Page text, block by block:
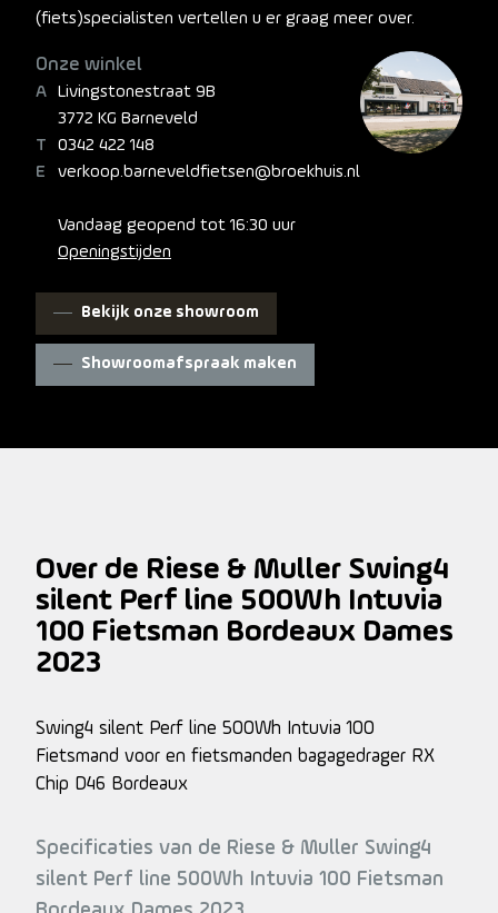
(fiets)specialisten vertellen u er graag meer over.
Onze winkel
Livingstonestraat 9B
3772 KG Barneveld
0342 422 148
verkoop.barneveldfietsen@broekhuis.nl
Vandaag geopend tot 16:30 uur
Openingstijden
Bekijk onze showroom
Showroomafspraak maken
Over de Riese & Muller Swing4
silent Perf line 500Wh Intuvia
100 Fietsman Bordeaux Dames
2023
Swing4 silent Perf line 500Wh Intuvia 100
Fietsmand voor en fietsmanden bagagedrager RX
Chip D46 Bordeaux
Specificaties van de Riese & Muller Swing4
silent Perf line 500Wh Intuvia 100 Fietsman